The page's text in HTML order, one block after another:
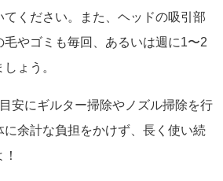
てください。また、ヘッドの吸引部
やゴミも毎回、あるいは週に1〜2
ょう。
安にギルター掃除やノズル掃除を行
に余計な負担をかけず、長く使い続